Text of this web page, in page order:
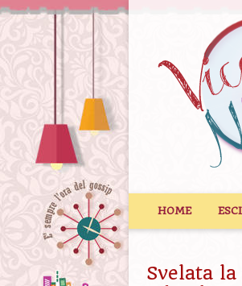
HOME
Svelata